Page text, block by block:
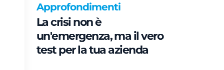
Approfondimenti
La crisi non è
un'emergenza, ma il vero
test per la tua azienda